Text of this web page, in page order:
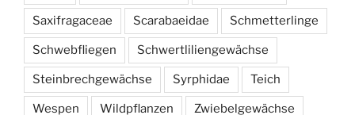
Saxifragaceae Scarabaeidae Schmetterlinge
Schwebfliegen Schwertliliengewächse
Steinbrechgewächse Syrphidae Teich
Wespen Wildpflanzen Zwiebelgewächse